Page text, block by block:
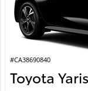
#CA38690840
Toyota Yaris